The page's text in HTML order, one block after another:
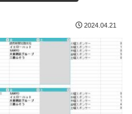
2024.04.21